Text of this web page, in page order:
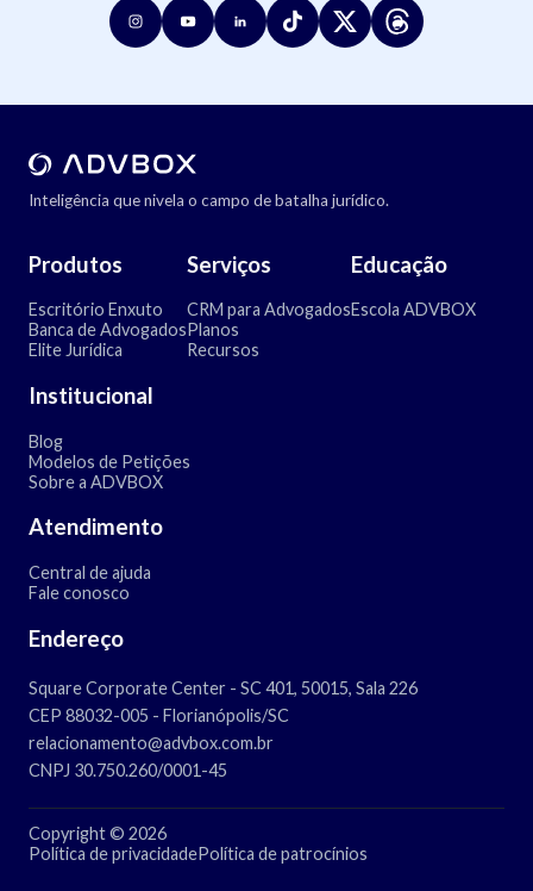
Inteligência que nivela o campo de batalha jurídico.
Produtos
Escritório Enxuto
Banca de Advogados
Elite Jurídica
Serviços
CRM para Advogados
Planos
Recursos
Educação
Escola ADVBOX
Institucional
Blog
Modelos de Petições
Sobre a ADVBOX
Atendimento
Central de ajuda
Fale conosco
Endereço
Square Corporate Center - SC 401, 50015, Sala 226
CEP 88032-005 - Florianópolis/SC
relacionamento@advbox.com.br
CNPJ 30.750.260/0001-45
Copyright © 2026
Política de privacidadePolítica de patrocínios